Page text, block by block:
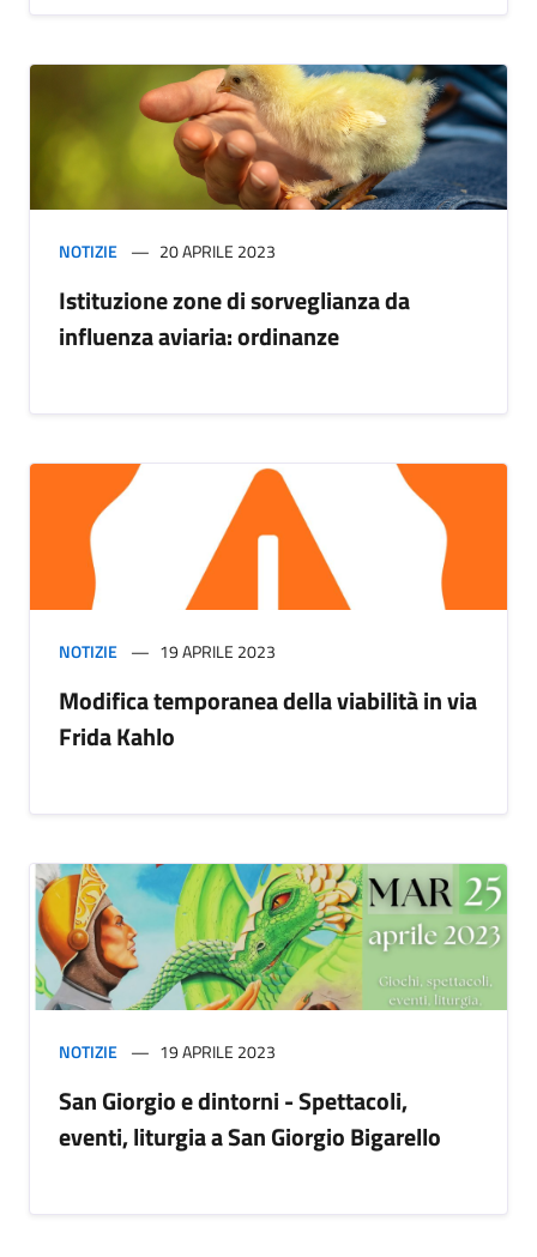
NOTIZIE 20 APRILE 2023
Istituzione zone di sorveglianza da
influenza aviaria: ordinanze
NOTIZIE 19 APRILE 2023
Modifica temporanea della viabilità in via
Frida Kahlo
NOTIZIE 19 APRILE 2023
San Giorgio e dintorni - Spettacoli,
eventi, liturgia a San Giorgio Bigarello